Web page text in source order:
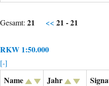
Gesamt: 21 << 21 - 21
RKW 1:50.000
[-]
Name Jahr